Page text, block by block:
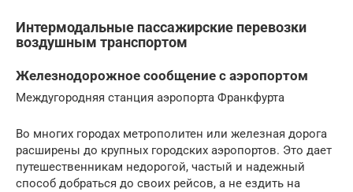
Интермодальные пассажирские перевозки
воздушным транспортом
Железнодорожное сообщение с аэропортом
Междугородняя станция аэропорта Франкфурта
Во многих городах метрополитен или железная дорога
расширены до крупных городских аэропортов. Это дает
путешественникам недорогой, частый и надежный
способ добраться до своих рейсов, а не ездить на